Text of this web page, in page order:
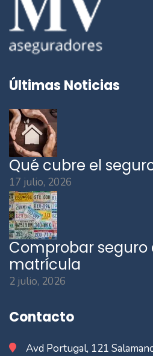
Últimas Noticias
Qué cubre el
17 julio, 2026
Comprobar seguro
matrícula
2 julio, 2026
Contacto
Avd Portugal, 121